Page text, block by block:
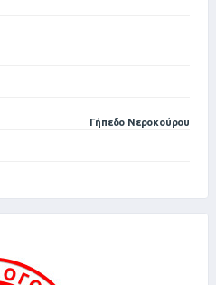
Γήπεδο Νεροκούρου